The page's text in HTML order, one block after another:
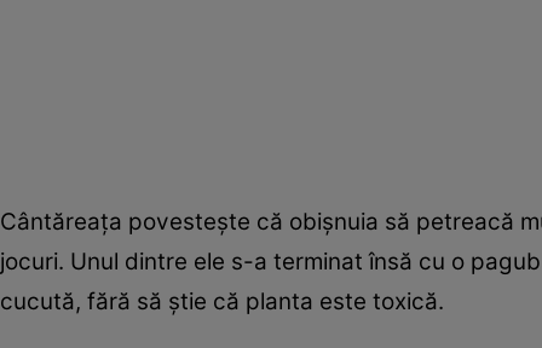
Cântăreața povestește că obișnuia să petreacă
jocuri. Unul dintre ele s-a terminat însă cu o
cucută, fără să știe că planta este toxică.